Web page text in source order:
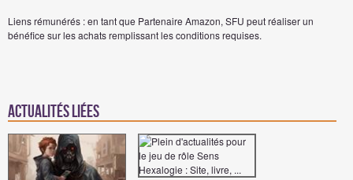
Liens rémunérés : en tant que Partenaire Amazon, SFU peut réaliser un
bénéfice sur les achats remplissant les conditions requises.
Actualités Liées